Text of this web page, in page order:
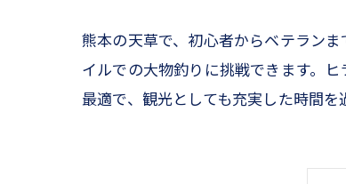
熊本の天草で、初心者からベテラン
イルでの大物釣りに挑戦できます。
最適で、観光としても充実した時間